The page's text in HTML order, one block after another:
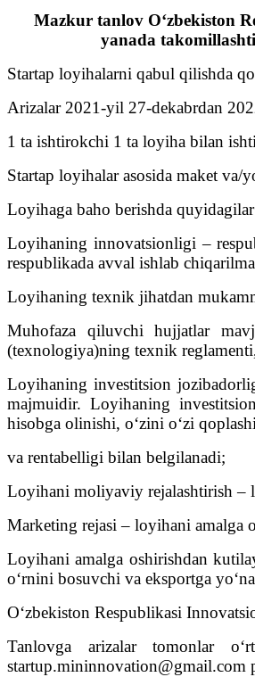
Mazkur tanlov O‘zbekiston
yanada
Startap loyihalarni qabul qilishda
Arizalar 2021-yil 27-dekabrdan
1 ta ishtirokchi 1 ta loyiha bilan
Startap loyihalar asosida maket
Loyihaga baho berishda
Loyihaning innovatsionligi –
respublikada avval ishlab
Loyihaning texnik jihatdan
Muhofaza qiluvchi hujjatlar
(texnologiya)ning texnik
Loyihaning investitsion
majmuidir. Loyihaning
hisobga olinishi, o‘zini o‘zi
va rentabelligi bilan belgilanadi;
Loyihani moliyaviy rejalashtirish –
Marketing rejasi – loyihani amalga
Loyihani amalga oshirishdan
o‘rnini bosuvchi va eksportga
O‘zbekiston Respublikasi
Tanlovga arizalar tomonlar
startup.mininnovation@gmail.com